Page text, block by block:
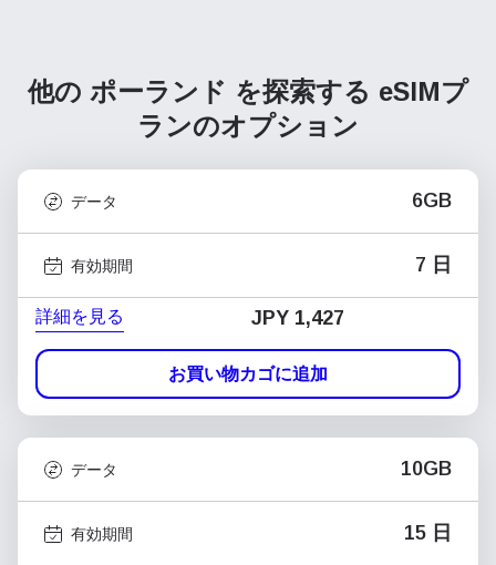
他の ポーランド を探索する eSIMプ
ランのオプション
データ 6GB
有効期間 7 日
詳細を見る JPY 1,427
お買い物カゴに追加
データ 10GB
有効期間 15 日